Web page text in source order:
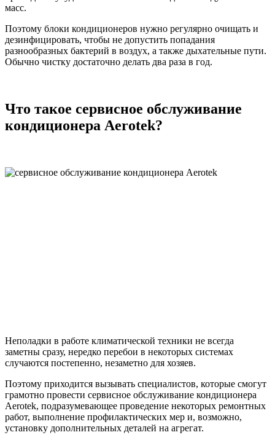
масс.
Поэтому блоки кондиционеров нужно регулярно очищать и
дезинфицировать, чтобы не допустить попадания
разнообразных бактерий в воздух, а также дыхательные пути.
Обычно чистку достаточно делать два раза в год.
Что такое сервисное обслуживание
кондиционера Aerotek?
Неполадки в работе климатической техники не всегда
заметны сразу, нередко перебои в некоторых системах
случаются постепенно, незаметно для хозяев.
Поэтому приходится вызывать специалистов, которые смогут
грамотно провести сервисное обслуживание кондиционера
Aerotek, подразумевающее проведение некоторых ремонтных
работ, выполнение профилактических мер и, возможно,
установку дополнительных деталей на агрегат.